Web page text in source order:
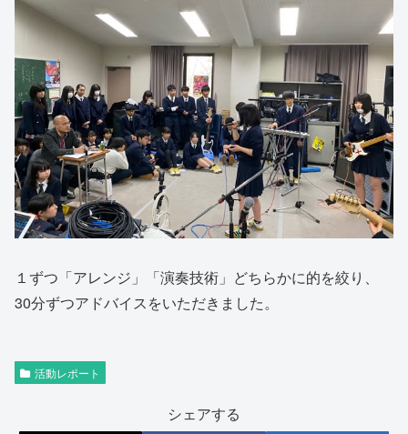
１ずつ「アレンジ」「演奏技術」どちらかに的を絞り、
30分ずつアドバイスをいただきました。
活動レポート
シェアする